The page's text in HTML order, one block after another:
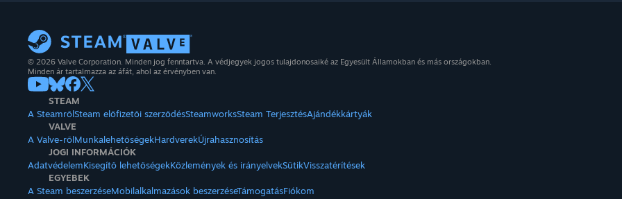
© 2026 Valve Corporation. Minden jog fenntartva. A védjegyek jogos tulajdonosaiké az Egyesült Államokban és más országokban.
Minden ár tartalmazza az áfát, ahol az érvényben van.
STEAM
A SteamrőlSteam előfizetői szerződésSteamworksSteam TerjesztésAjándékkártyák
VALVE
A Valve-rőlMunkalehetőségekHardverekÚjrahasznosítás
JOGI INFORMÁCIÓK
AdatvédelemKisegítő lehetőségekKözlemények és irányelvekSütikVisszatérítések
EGYEBEK
A Steam beszerzéseMobilalkalmazások beszerzéseTámogatásFiókom